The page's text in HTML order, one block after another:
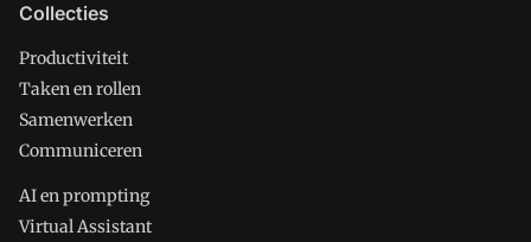
Collecties
Productiviteit
Taken en rollen
Samenwerken
Communiceren
AI en prompting
Virtual Assistant